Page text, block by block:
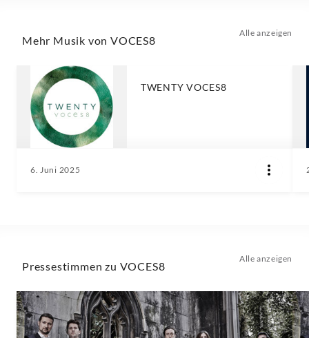
Mehr Musik von VOCES8
Alle anzeigen
TWENTY VOCES8
6. Juni 2025
Pressestimmen zu VOCES8
Alle anzeigen